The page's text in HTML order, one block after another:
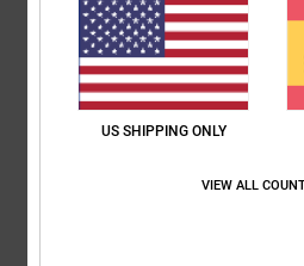
27. mayo 2026
Algunas costuras mal hechas
Mostrar original - Français
Comodidad: 4/5 Relación calidad-precio:
Material: 4/5 Color: 4/5
5/5
US SHIPPING ONLY
VIEW ALL